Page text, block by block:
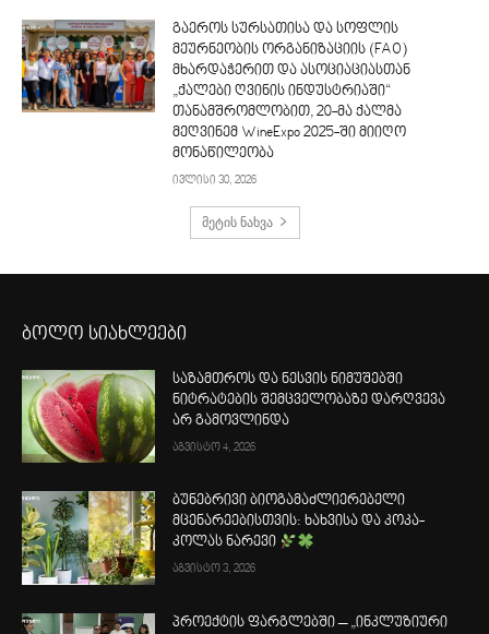
გაეროს სურსათისა და სოფლის
მეურნეობის ორგანიზაციის (FAO)
მხარდაჭერით და ასოციაციასთან
„ქალები ღვინის ინდუსტრიაში“
თანამშრომლობით, 20-მა ქალმა
მეღვინემ WineExpo 2025-ში მიიღო
მონაწილეობა
ივლისი 30, 2026
მეტის ნახვა
ბოლო სიახლეები
საზამთროს და ნესვის ნიმუშებში
ნიტრატების შემცველობაზე დარღვევა
არ გამოვლინდა
აგვისტო 4, 2026
ბუნებრივი ბიოგამაძლიერებელი
მცენარეებისთვის: ხახვისა და კოკა-
კოლას ნარევი
აგვისტო 3, 2026
პროექტის ფარგლებში – „ინკლუზიური